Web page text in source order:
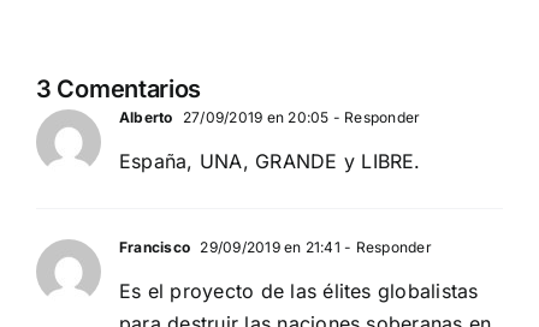
3 Comentarios
Alberto 27/09/2019 en 20:05 - Responder
España, UNA, GRANDE y LIBRE.
Francisco 29/09/2019 en 21:41 - Responder
Es el proyecto de las élites globalistas